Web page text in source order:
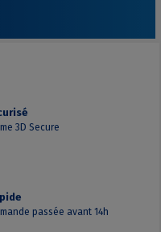
3D Secure
passée avant 14h